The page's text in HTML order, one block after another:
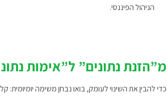
הניהול הפיננסי.
מ”הזנת נתונים” ל”אימות
כדי להבין את השינוי לעומק, בואו נבחן משימה יומיומית: קליטת 100 חשבוניות